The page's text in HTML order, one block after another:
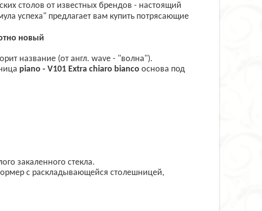
столов от известных брендов - настоящий
успеха" предлагает вам купить потрясающие
новый
название (от англ. wave - "волна").
piano - V101 Extra chiaro bianco основа под
закаленного стекла.
с раскладывающейся столешницей,